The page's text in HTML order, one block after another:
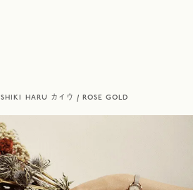
SHIKI HARU カイウ / ROSE GOLD